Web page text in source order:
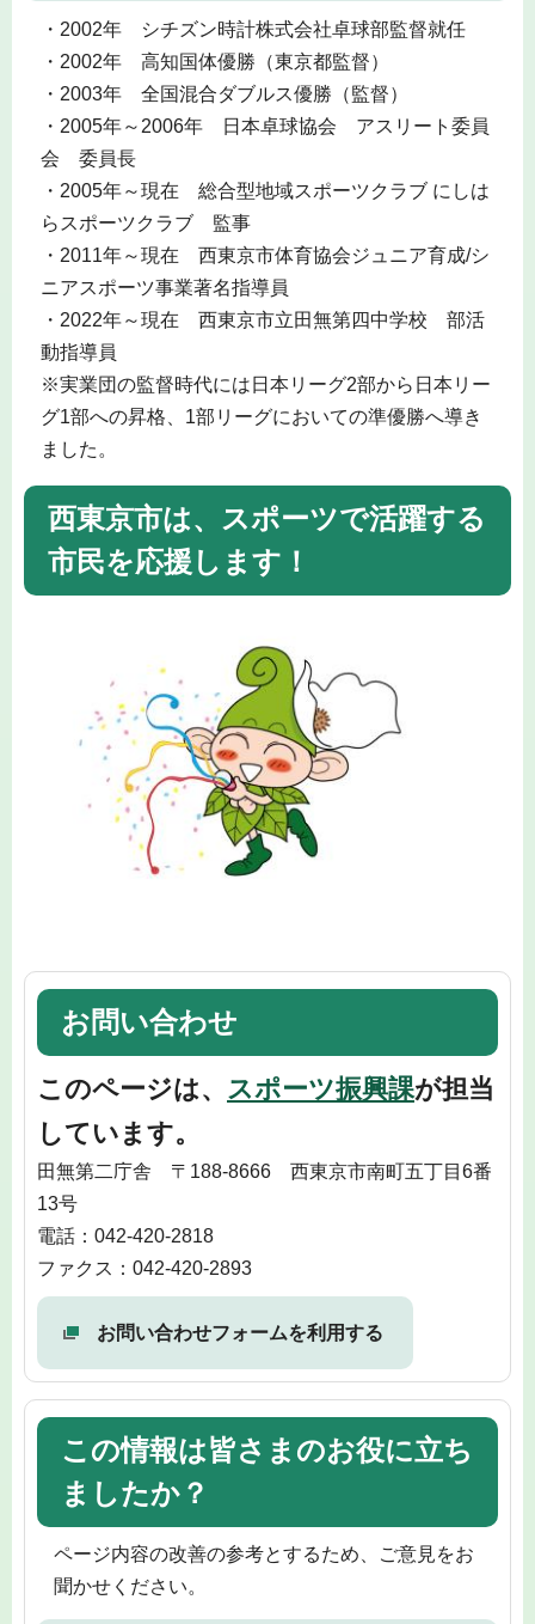
・2002年 シチズン時計株式会社卓球部監督就任
・2002年 高知国体優勝（東京都監督）
・2003年 全国混合ダブルス優勝（監督）
・2005年～2006年 日本卓球協会 アスリート委員
会 委員長
・2005年～現在 総合型地域スポーツクラブ にしは
らスポーツクラブ 監事
・2011年～現在 西東京市体育協会ジュニア育成/シ
ニアスポーツ事業著名指導員
・2022年～現在 西東京市立田無第四中学校 部活
動指導員
※実業団の監督時代には日本リーグ2部から日本リー
グ1部への昇格、1部リーグにおいての準優勝へ導き
ました。
西東京市は、スポーツで活躍する
市民を応援します！
お問い合わせ
このページは、 スポーツ振興課が担当
しています。
田無第二庁舎 〒188-8666 西東京市南町五丁目6番
13号
電話：042-420-2818
ファクス：042-420-2893
お問い合わせフォームを利用する
この情報は皆さまのお役に立ち
ましたか？
ページ内容の改善の参考とするため、ご意見をお
聞かせください。